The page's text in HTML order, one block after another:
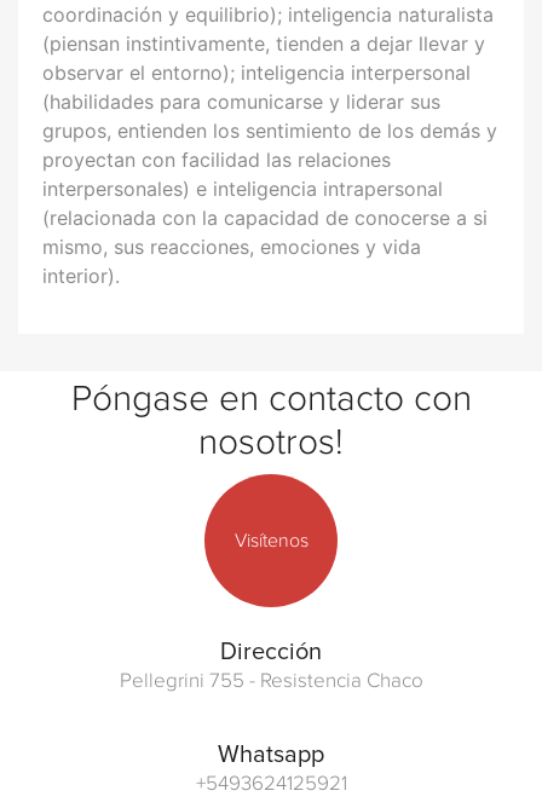
coordinación y equilibrio); inteligencia naturalista
(piensan instintivamente, tienden a dejar llevar y
observar el entorno); inteligencia interpersonal
(habilidades para comunicarse y liderar sus
grupos, entienden los sentimiento de los demás y
proyectan con facilidad las relaciones
interpersonales) e inteligencia intrapersonal
(relacionada con la capacidad de conocerse a si
mismo, sus reacciones, emociones y vida
interior).
Póngase en contacto con
nosotros!
Visítenos
Dirección
Pellegrini 755 - Resistencia Chaco
Whatsapp
+5493624125921